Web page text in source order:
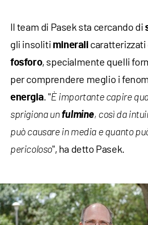
Il team di Pasek sta cercando di
gli insoliti minerali
fosforo, specialmente quelli
per comprendere meglio i
energia. "È importante capire
sprigiona un fulmine, così da
può causare in media e quanto
pericoloso", ha detto Pasek.